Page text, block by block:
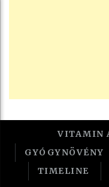
VITAMIN
GYÓGYNÖVÉNY
TIMELINE